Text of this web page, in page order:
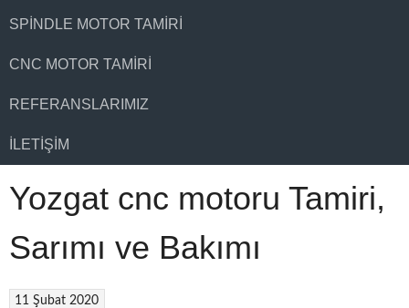
SPINDLE MOTOR TAMIRI
CNC MOTOR TAMIRI
REFERANSLARIMIZ
İLETIŞIM
Yozgat cnc motoru Tamiri,
Sarımı ve Bakımı
11 Şubat 2020